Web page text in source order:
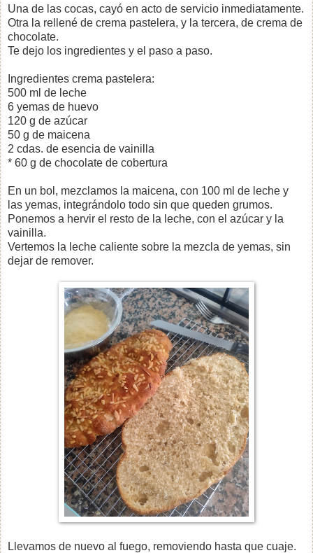
Una de las cocas, cayó en acto de servicio inmediatamente.
Otra la rellené de crema pastelera, y la tercera, de crema de
chocolate.
Te dejo los ingredientes y el paso a paso.
Ingredientes crema pastelera:
500 ml de leche
6 yemas de huevo
120 g de azúcar
50 g de maicena
2 cdas. de esencia de vainilla
* 60 g de chocolate de cobertura
En un bol, mezclamos la maicena, con 100 ml de leche y
las yemas, integrándolo todo sin que queden grumos.
Ponemos a hervir el resto de la leche, con el azúcar y la
vainilla.
Vertemos la leche caliente sobre la mezcla de yemas, sin
dejar de remover.
Llevamos de nuevo al fuego, removiendo hasta que cuaje.